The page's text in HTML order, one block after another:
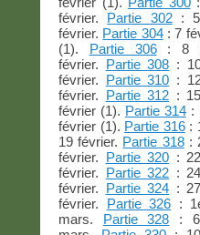
février. Partie 302: 5
février. Partie 304: 7
(1). Partie 306: 8
février. Partie 308 :
février. Partie 310 :
février. Partie 312 :
février (1). Partie 314:
février (1). Partie 316:
19 février. Partie 318:
février. Partie 320 :
février. Partie 322 :
février. Partie 324 :
février. Partie 326 :
mars. Partie 328 : 6